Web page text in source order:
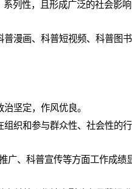
列性，且形成广泛的社会影响
漫画、科普短视频、科普图书
坚定，作风优良。
织和参与群众性、社会性的
广、科普宣传等方面工作成绩